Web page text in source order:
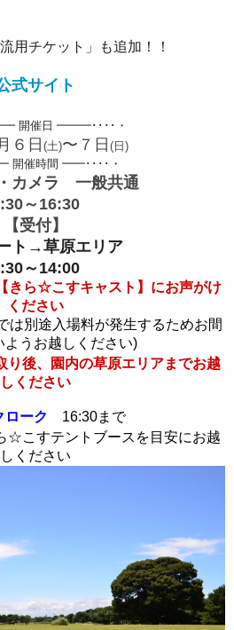
用チケット」も追加！！
式サイト
開催日 ━━━････・
６日 (土)〜７日 (日)
開催時間 ━━････・
カメラ 一般共通
～16:30
【受付】
ト→草原エリア
～14:00
【きら☆こすキャスト】にお声がけ
ください
は別途入場料が発生するためお間
ようお越しください)
り後、園内の草原エリアまでお越
しください
ローク 16:30まで
☆こすテントブースを目安にお越
しください